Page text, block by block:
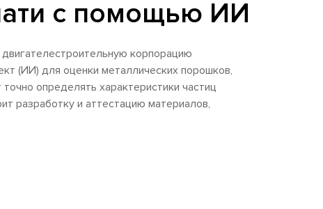
с помощью ИИ
корпорацию
(ИИ) для оценки металлических порошков,
определять характеристики частиц
разработку и аттестацию материалов,